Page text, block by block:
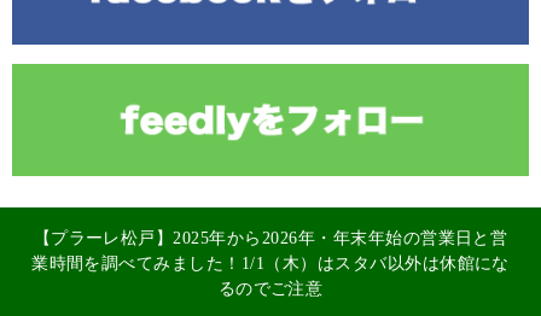
【プラーレ松戸】2025年から2026年・年末年始の営業日と営
業時間を調べてみました！1/1（木）はスタバ以外は休館にな
るのでご注意